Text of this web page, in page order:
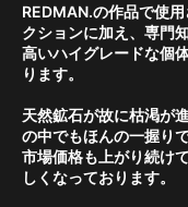
REDMAN.の作品で使
クションに加え、専門
高いハイグレードな個
ります。
天然鉱石が故に枯渇が
の中でもほんの一握りで
市場価格も上がり続け
しくなっております。